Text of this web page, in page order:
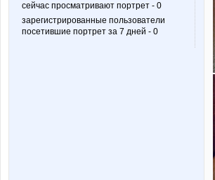
сейчас просматривают портрет - 0
зарегистрированные пользователи
посетившие портрет за 7 дней - 0